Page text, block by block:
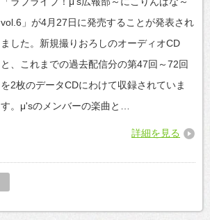
vol.6」が4月27日に発売することが発表され
ました。新規撮りおろしのオーディオCD
と、これまでの過去配信分の第47回～72回
を2枚のデータCDにわけて収録されていま
す。μ'sのメンバーの楽曲と…
詳細を見る